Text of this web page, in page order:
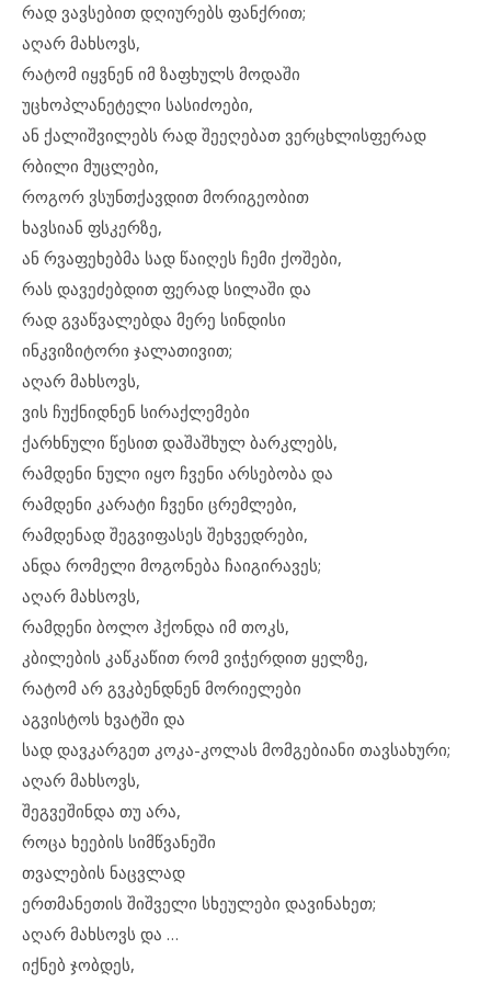
რად ვავსებით დღიურებს ფანქრით;
აღარ მახსოვს,
რატომ იყვნენ იმ ზაფხულს მოდაში
უცხოპლანეტელი სასიძოები,
ან ქალიშვილებს რად შეეღებათ ვერცხლისფერად
რბილი მუცლები,
როგორ ვსუნთქავდით მორიგეობით
ხავსიან ფსკერზე,
ან რვაფეხებმა სად წაიღეს ჩემი ქოშები,
რას დავეძებდით ფერად სილაში და
რად გვაწვალებდა მერე სინდისი
ინკვიზიტორი ჯალათივით;
აღარ მახსოვს,
ვის ჩუქნიდნენ სირაქლემები
ქარხნული წესით დაშაშხულ ბარკლებს,
რამდენი ნული იყო ჩვენი არსებობა და
რამდენი კარატი ჩვენი ცრემლები,
რამდენად შეგვიფასეს შეხვედრები,
ანდა რომელი მოგონება ჩაიგირავეს;
აღარ მახსოვს,
რამდენი ბოლო ჰქონდა იმ თოკს,
კბილების კაწკაწით რომ ვიჭერდით ყელზე,
რატომ არ გვკბენდნენ მორიელები
აგვისტოს ხვატში და
სად დავკარგეთ კოკა-კოლას მომგებიანი თავსახური;
აღარ მახსოვს,
შეგვეშინდა თუ არა,
როცა ხეების სიმწვანეში
თვალების ნაცვლად
ერთმანეთის შიშველი სხეულები დავინახეთ;
აღარ მახსოვს და …
იქნებ ჯობდეს,